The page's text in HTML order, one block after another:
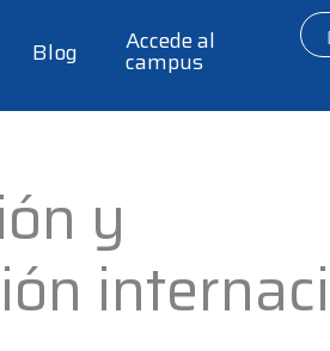
Blog Accede al
campus
y